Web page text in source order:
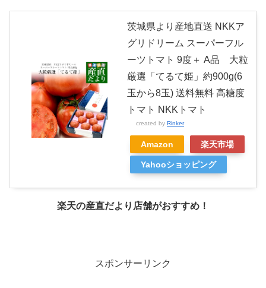
茨城県より産地直送 NKKア
グリドリーム スーパーフル
ーツトマト 9度＋ A品 大粒
厳選「てるて姫」約900g(6
玉から8玉) 送料無料 高糖度
トマト NKKトマト
created by Rinker
Amazon 楽天市場
Yahooショッピング
楽天の産直だより店舗がおすすめ！
スポンサーリンク